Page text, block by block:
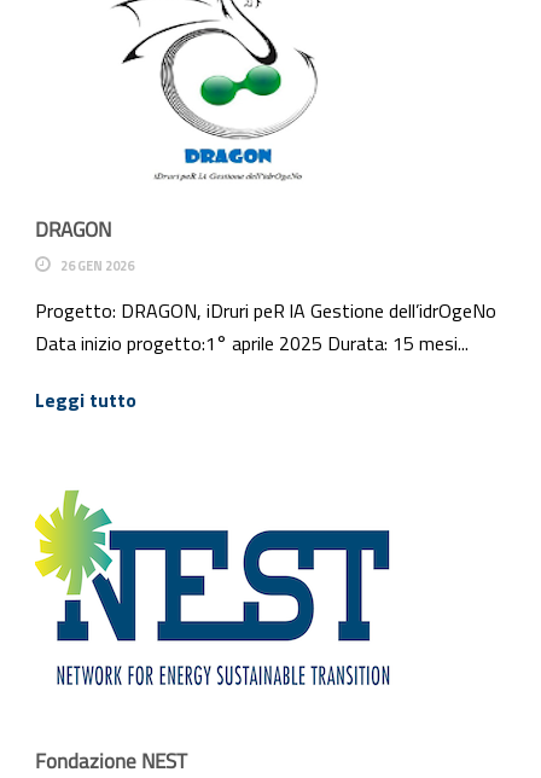
DRAGON
26 GEN 2026
Progetto: DRAGON, iDruri peR lA Gestione dell’idrOgeNo
Data inizio progetto:1° aprile 2025 Durata: 15 mesi...
Leggi tutto
Fondazione NEST